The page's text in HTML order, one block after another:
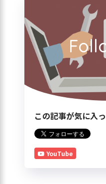
この記事が気に入
YouTube